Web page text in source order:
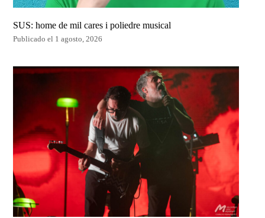
SUS: home de mil cares i poliedre musical
Publicado el 1 agosto, 2026